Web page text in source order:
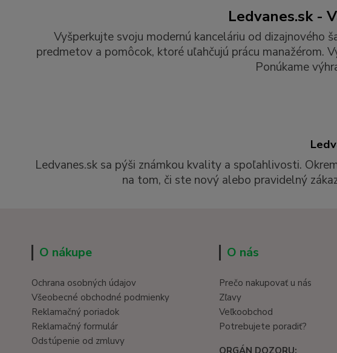
Ledvanes.sk -
Vyšperkujte svoju modernú kanceláriu od dizajnového
predmetov a pomôcok, ktoré uľahčujú prácu manažérom.
Ponúkame
Ledvanes.sk sa pýši známkou kvality a spoľahlivosti.
na tom, či ste nový alebo pravidelný
O nákupe
Ochrana osobných údajov
Všeobecné obchodné podmienky
Reklamačný poriadok
Reklamačný formulár
Odstúpenie od zmluvy
O nás
Prečo nakupovať u nás
Zľavy
Veľkoobchod
Potrebujete poradiť?